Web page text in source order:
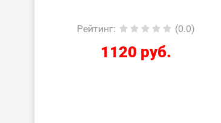
Рейтинг: (0.0)
2424 руб.